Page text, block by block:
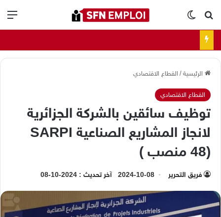
بحث عنالوضع المظلم
الرئيسية/ القطاع الاقتصادي
القطاع الاقتصادي
توظيف سائقين بالشركة الجزائرية
لانجاز المشاريع الصناعية SARPI
(48 منصب )
فريق التحرير 2024-10-08 آخر تحديث : 2024-10-08